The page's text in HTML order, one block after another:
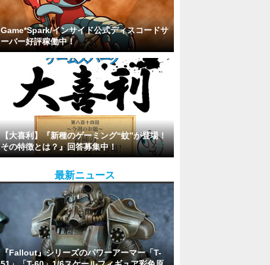
Game*Spark/インサイド公式ディスコードサ
ーバー好評稼働中！
【大喜利】『新種のゲーミング“蚊”が登場！
その特徴とは？』回答募集中！
最新ニュース
『Fallout』シリーズのパワーアーマー「T-